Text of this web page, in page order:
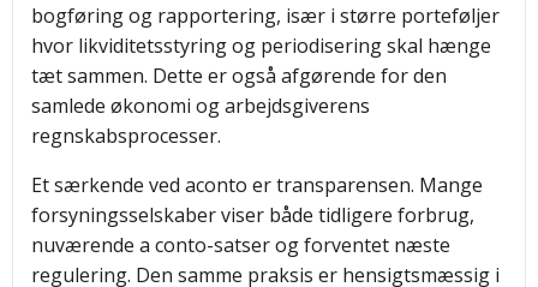
bogføring og rapportering, især i større porteføljer
hvor likviditetsstyring og periodisering skal hænge
tæt sammen. Dette er også afgørende for den
samlede økonomi og arbejdsgiverens
regnskabsprocesser.
Et særkende ved aconto er transparensen. Mange
forsyningsselskaber viser både tidligere forbrug,
nuværende a conto-satser og forventet næste
regulering. Den samme praksis er hensigtsmæssig i